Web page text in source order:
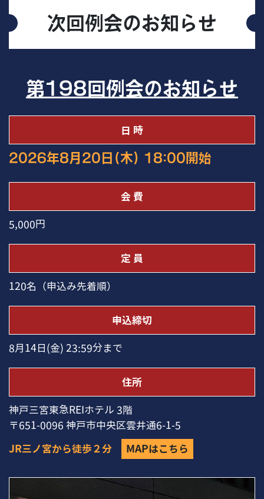
次回例会のお知らせ
第198回例会のお知らせ
⽇ 時
2026年8月20日(木) 18:00開始
会 費
5,000円
定 員
120名（申込み先着順）
申込締切
8月14日(金) 23:59分まで
住所
神⼾三宮東急REIホテル 3階
〒651-0096 神⼾市中央区雲井通6-1-5
JR三ノ宮から徒歩２分 MAPはこちら